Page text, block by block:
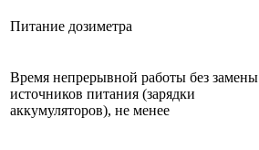
Питание дозиметра
Время непрерывной работы без замены
источников питания (зарядки
аккумуляторов), не менее